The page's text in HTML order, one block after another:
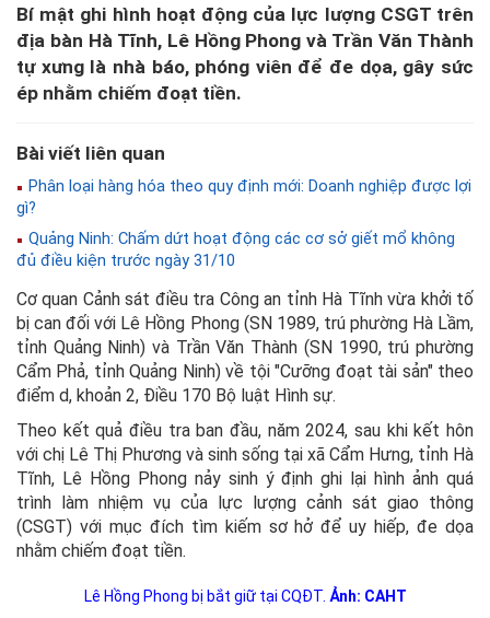
Bí mật ghi hình hoạt động của lực lượng CSGT trên
địa bàn Hà Tĩnh, Lê Hồng Phong và Trần Văn Thành
tự xưng là nhà báo, phóng viên để đe dọa, gây sức
ép nhằm chiếm đoạt tiền.
Bài viết liên quan
Phân loại hàng hóa theo quy định mới: Doanh nghiệp được lợi
gì?
Quảng Ninh: Chấm dứt hoạt động các cơ sở giết mổ không
đủ điều kiện trước ngày 31/10
Cơ quan Cảnh sát điều tra Công an tỉnh Hà Tĩnh vừa khởi tố
bị can đối với Lê Hồng Phong (SN 1989, trú phường Hà Lầm,
tỉnh Quảng Ninh) và Trần Văn Thành (SN 1990, trú phường
Cẩm Phả, tỉnh Quảng Ninh) về tội "Cưỡng đoạt tài sản" theo
điểm d, khoản 2, Điều 170 Bộ luật Hình sự.
Theo kết quả điều tra ban đầu, năm 2024, sau khi kết hôn
với chị Lê Thị Phương và sinh sống tại xã Cẩm Hưng, tỉnh Hà
Tĩnh, Lê Hồng Phong nảy sinh ý định ghi lại hình ảnh quá
trình làm nhiệm vụ của lực lượng cảnh sát giao thông
(CSGT) với mục đích tìm kiếm sơ hở để uy hiếp, đe dọa
nhằm chiếm đoạt tiền.
Lê Hồng Phong bị bắt giữ tại CQĐT. Ảnh: CAHT